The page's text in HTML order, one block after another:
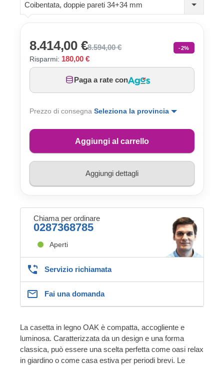
Coibentata, doppie pareti 34+34 mm
8.414,00 €8.594,00 € -2%
Risparmi: 180,00 €
Paga a rate con
Prezzo di consegna Seleziona la provincia
Aggiungi al carrello
Aggiungi dettagli
Chiama per ordinare
0287368785
Aperti
Servizio richiamata
Fai una domanda
La casetta in legno OAK è compatta, accogliente e
luminosa. Caratterizzata da un design e una forma
classica, può essere una scelta perfetta come oasi relax
in giardino o come casa estiva per periodi brevi. Le